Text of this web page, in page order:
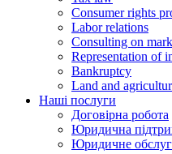
Consumer rights
Labor relations
Consulting on
Representation of
Bankruptcy
Land and
Наші послуги
Договірна робота
Юридична
Юридичне